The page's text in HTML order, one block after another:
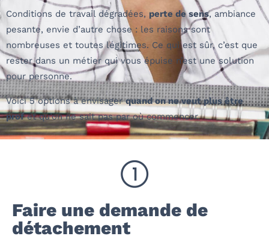
Conditions de travail dégradées, perte de sens, ambiance
pesante, envie d’autre chose : les raisons sont
nombreuses et toutes légitimes. Ce qui est sûr, c’est que
rester dans un métier qui vous épuise n’est une solution
pour personne.
Voici 5 options à envisagerquand on ne veut plus être
profet qu’on ne sait pas par où commencer.
Faire une demande de
détachement